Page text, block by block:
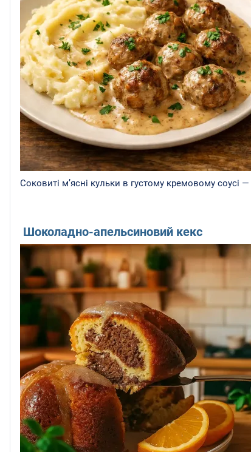
Соковиті м’ясні кульки в густому кремовому соусі
Шоколадно-апельсиновий кекс